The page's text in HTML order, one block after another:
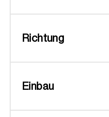
Richtung
Einbau